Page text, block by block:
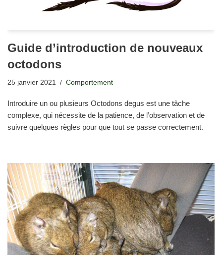
Guide d’introduction de nouveaux
octodons
25 janvier 2021 Comportement
Introduire un ou plusieurs Octodons degus est une tâche
complexe, qui nécessite de la patience, de l’observation et de
suivre quelques règles pour que tout se passe correctement.